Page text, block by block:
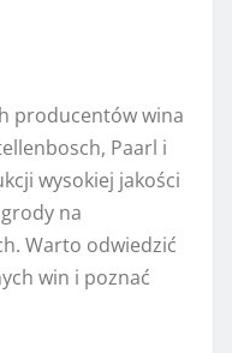
producentów wina
Paarl i
wysokiej jakości
na
Warto odwiedzić
win i poznać